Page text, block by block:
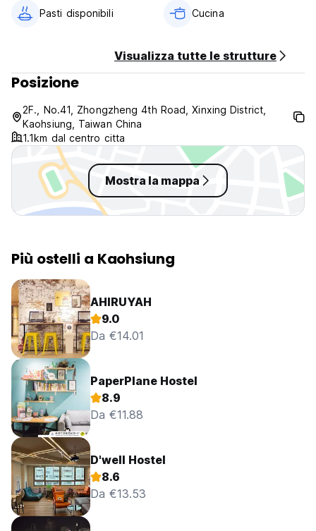
- Lavanderia
- Pulisci la casa GIORNALMENTE, assicurandoti che tutto sia
Pasti disponibili Cucina
Visualizza tutte le strutture
Posizione
2F., No.41, Zhongzheng 4th Road, Xinxing District,
Kaohsiung, Taiwan China
1.1km dal centro citta
Mostra la mappa
Più ostelli a Kaohsiung
AHIRUYAH
9.0
Da €14.01
PaperPlane Hostel
8.9
Da €11.88
D'well Hostel
8.6
Da €13.53